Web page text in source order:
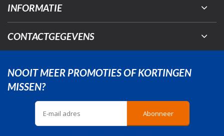
INFORMATIE
CONTACTGEGEVENS
NOOIT MEER PROMOTIES OF KORTINGEN
MISSEN?
Abonneer